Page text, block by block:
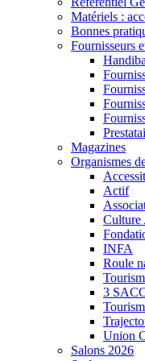
Matériels :
Bonnes
Fournisseurs
Magazines
Organismes
Actif
Culture
INFA
Roule
3
Union
Salons 2026